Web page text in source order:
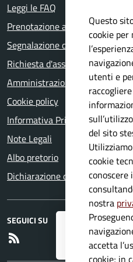
Registrati ai
aggiornamenti
Leggi le FAQ
Prenotazione appuntamento
Segnalazione disservizio
Richiesta d'assistenza
Amministrazione trasparente
Cookie policy
Informativa Privacy
Note Legali
Albo pretorio
Dichiarazione di accessibilità
SEGUICI SU
Questo
cookie
utenti e
raccogliere
del sito
cookie
conoscere
nostra
accetta
cookie; in